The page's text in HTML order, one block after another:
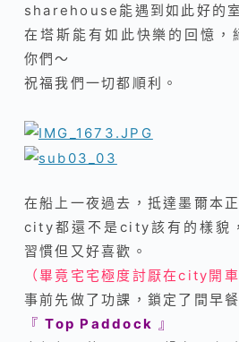
sharehouse能遇到如此好的室
在塔斯能有如此快樂的回憶，
你們～
祝福我們一切都順利
。
在船上一夜過去，抵達墨爾本
city都還不是city該有的樣貌
習慣但又好喜歡 。
（畢竟宅宅極度討厭在city開
事前先做了功課，鎖定了間早
『Top Paddock
』